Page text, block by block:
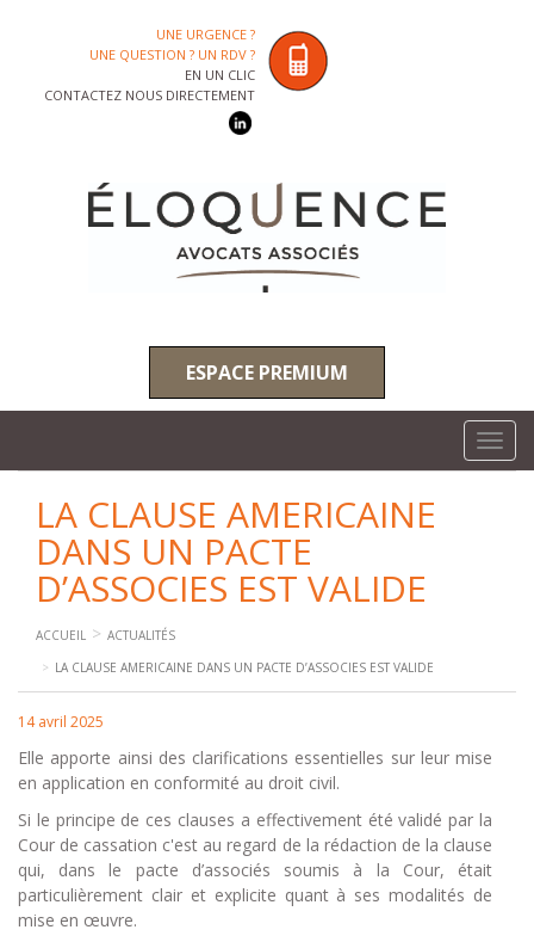
UNE URGENCE ?
UNE QUESTION ? UN RDV ?
EN UN CLIC
CONTACTEZ NOUS DIRECTEMENT
ESPACE PREMIUM
LA CLAUSE AMERICAINE
DANS UN PACTE
D’ASSOCIES EST VALIDE
ACCUEIL
ACTUALITÉS
LA CLAUSE AMERICAINE DANS UN PACTE D’ASSOCIES EST VALIDE
14 avril 2025
Elle apporte ainsi des clarifications essentielles sur leur mise
en application en conformité au droit civil.
Si le principe de ces clauses a effectivement été validé par la
Cour de cassation c'est au regard de la rédaction de la clause
qui, dans le pacte d’associés soumis à la Cour, était
particulièrement clair et explicite quant à ses modalités de
mise en œuvre.